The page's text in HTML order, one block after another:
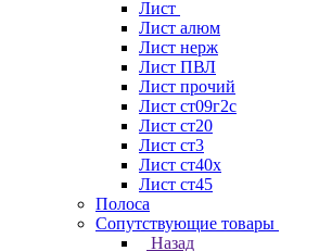
Лист
Лист алюм
Лист нерж
Лист ПВЛ
Лист прочий
Лист ст09г2с
Лист ст20
Лист ст3
Лист ст40х
Лист ст45
Полоса
Сопутствующие товары
Назад